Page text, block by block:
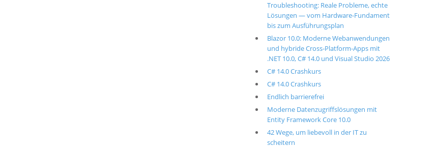
Troubleshooting: Reale Probleme, echte
Lösungen — vom Hardware-Fundament
bis zum Ausführungsplan
Blazor 10.0: Moderne Webanwendungen
und hybride Cross-Platform-Apps mit
.NET 10.0, C# 14.0 und Visual Studio 2026
C# 14.0 Crashkurs
C# 14.0 Crashkurs
Endlich barrierefrei
Moderne Datenzugriffslösungen mit
Entity Framework Core 10.0
42 Wege, um liebevoll in der IT zu
scheitern